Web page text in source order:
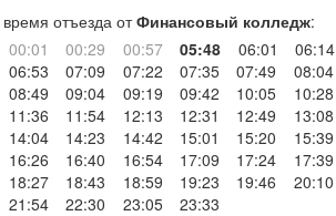
время отъезда отФинансовый колледж:
00:01
00:29 00:57 05:48 06:01 06:14
06:53
07:09 07:22 07:35 07:49 08:04
08:49
09:04 09:19 09:42 10:05 10:28
11:36
11:54 12:13 12:31 12:49 13:08
14:04
14:23 14:42 15:01 15:20 15:39
16:26
16:40 16:54 17:09 17:24 17:39
18:27
18:43 18:59 19:23 19:46 20:10
21:54
22:30 23:05 23:33